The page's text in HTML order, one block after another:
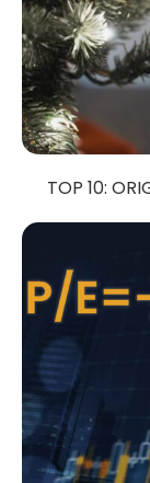
TOP 10: